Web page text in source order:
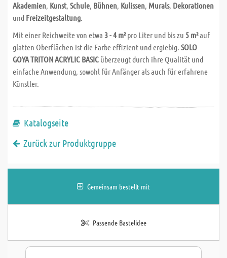
Akademien, Kunst, Schule, Bühnen, Kulissen, Murals, Dekorationen
und Freizeitgestaltung.
Mit einer Reichweite von etwa 3 - 4 m²pro Liter und bis zu 5 m²auf
glatten Oberflächen ist die Farbe effizient und ergiebig. SOLO
GOYA TRITON ACRYLIC BASIC überzeugt durch ihre Qualität und
einfache Anwendung, sowohl für Anfänger als auch für erfahrene
Künstler.
Katalogseite
Zurück zur Produktgruppe
Gemeinsam bestellt mit
Passende Bastelidee